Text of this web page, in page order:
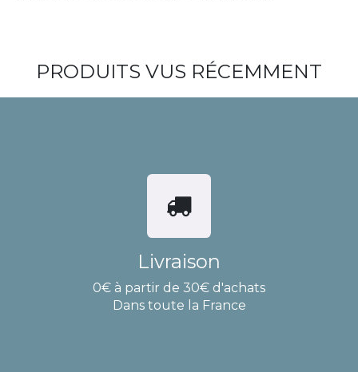
PRODUITS VUS RÉCEMMENT
Livraison
0€ à partir de 30€ d'achats
Dans toute la France